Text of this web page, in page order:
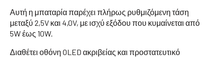
Αυτή η μπαταρία παρέχει πλήρως ρυθμιζόμενη τάση
μεταξύ 2,5V και 4,0V, με ισχύ εξόδου που κυμαίνεται από
5W έως 10W.
Διαθέτει οθόνη OLED ακριβείας και προστατευτικό